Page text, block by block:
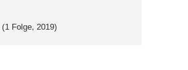
(1 Folge, 2019)